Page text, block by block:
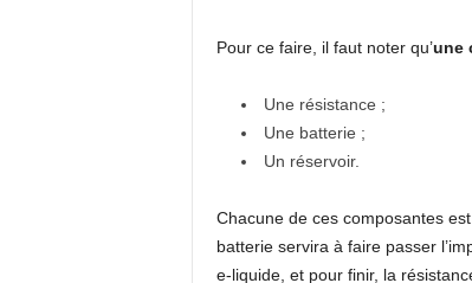
Pour ce faire, il faut noter qu’une
Une résistance ;
Une batterie ;
Un réservoir.
Chacune de ces composantes
batterie servira à faire passer
e-liquide, et pour finir, la